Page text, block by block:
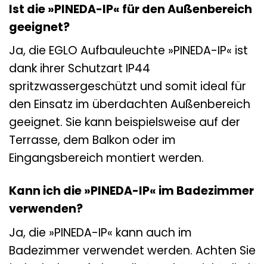
Ist die »PINEDA-IP« für den Außenbereich
geeignet?
Ja, die EGLO Aufbauleuchte »PINEDA-IP« ist
dank ihrer Schutzart IP44
spritzwassergeschützt und somit ideal für
den Einsatz im überdachten Außenbereich
geeignet. Sie kann beispielsweise auf der
Terrasse, dem Balkon oder im
Eingangsbereich montiert werden.
Kann ich die »PINEDA-IP« im Badezimmer
verwenden?
Ja, die »PINEDA-IP« kann auch im
Badezimmer verwendet werden. Achten Sie